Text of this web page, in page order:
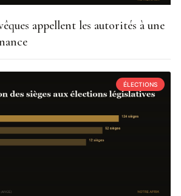
appellent les autorités à une
ÉLECTIONS